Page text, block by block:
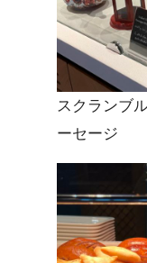
スクランブ
ーセージ